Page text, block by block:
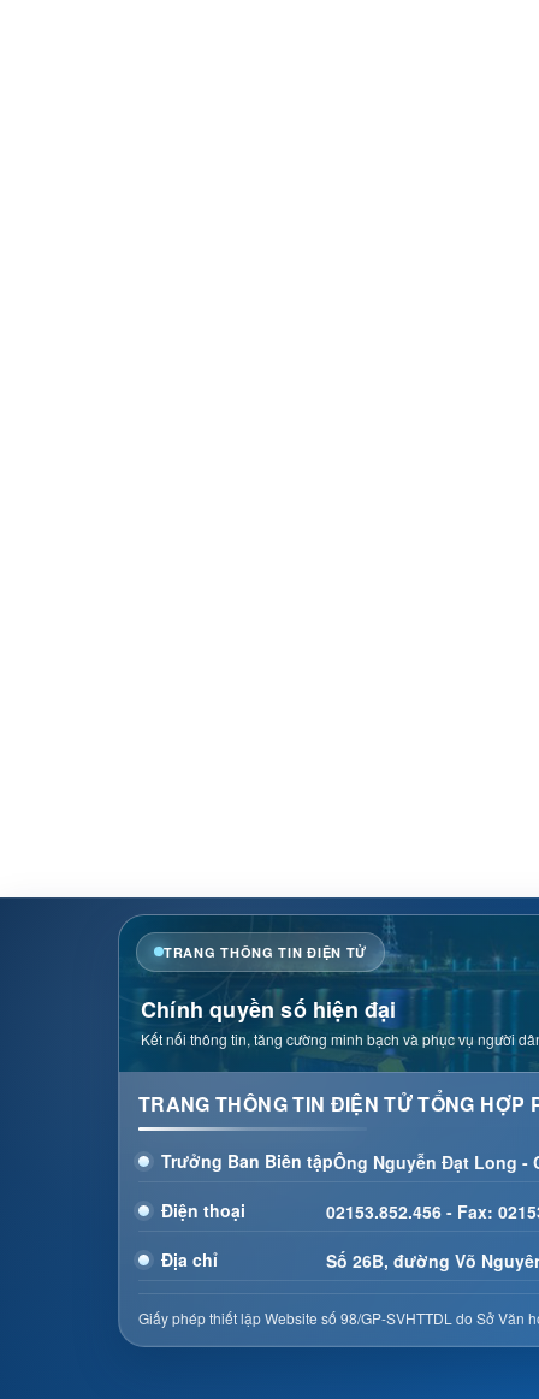
TRANG THÔNG TIN ĐIỆN TỬ
Chính quyền số hiện đại
Kết nối thông tin, tăng cường minh bạch và phục vụ người
TRANG THÔNG TIN ĐIỆN TỬ TỔNG
Trưởng Ban Biên tậpÔng Nguyễn Đạt Long -
Điện thoại
02153.852.456 - Fax:
Địa chỉ
Số 26B, đường Võ
Giấy phép thiết lập Website số 98/GP-SVHTTDL do Sở